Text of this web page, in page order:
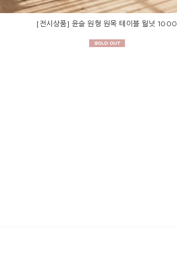
[전시상품] 윤슬 원형 원목 테이블 월넛 1000